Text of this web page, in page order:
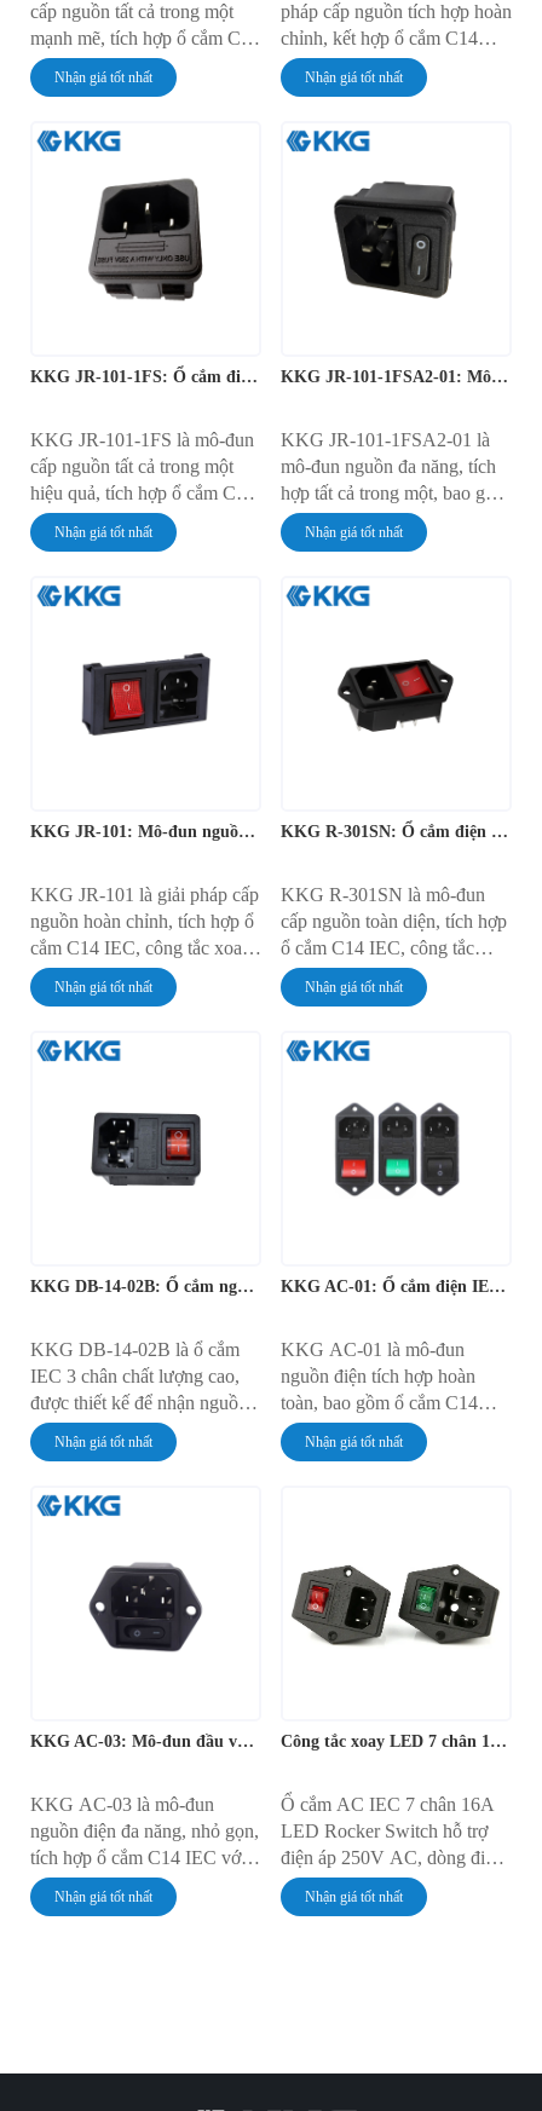
cấp nguồn tất cả trong một
mạnh mẽ, tích hợp ổ cắm C14
IEC, công tắc bật/tắt tích hợp
và giá đỡ cầu chì bảo vệ.
lắp đặt chắc chắn bằng vít vào
10A ở điện áp 250V AC,
mang đến giải pháp quản lý
nguồn điện lưới đáng tin cậy
và toàn diện.
Nhận giá tốt nhất
pháp cấp nguồn tích hợp hoàn
chỉnh, kết hợp ổ cắm C14
IEC, công tắc nguồn có đèn
đỏ và giá đỡ cầu chì bảo vệ
kế để lắp đặt bảng điều khiển
này có dòng định mức 10A ở
điện áp 250V AC và cung
cấp giao diện cấp nguồn hoàn
chỉnh, an toàn và tiện lợi cho
Nhận giá tốt nhất
KKG JR-101-1FS: Ổ cắm điện có công tắc và cầu chì
KKG JR-101-1FS là mô-đun
cấp nguồn tất cả trong một
hiệu quả, tích hợp ổ cắm C14
IEC, công tắc gạt tích hợp
không đèn và giá đỡ cầu chì.
nhanh chóng, không cần
định mức 10A ở điện áp
250V AC. Nó cung cấp giải
pháp hợp lý cho việc kết nối
nguồn, điều khiển và bảo vệ
Nhận giá tốt nhất
KKG JR-101-1FSA2-01: Mô-đun nguồn gắn kèm cầu chì
KKG JR-101-1FSA2-01 là
mô-đun nguồn đa năng, tích
hợp tất cả trong một, bao gồm
ổ cắm C14 IEC, công tắc gạt
có đèn đỏ và giá đỡ cầu chì
kế để lắp đặt nhanh chóng,
10A ở điện áp 250V AC.
Mô-đun này cung cấp giải
pháp toàn diện cho việc điều
Nhận giá tốt nhất
KKG JR-101: Mô-đun nguồn IEC tích hợp tất cả trong một
KKG JR-101 là giải pháp cấp
nguồn hoàn chỉnh, tích hợp ổ
cắm C14 IEC, công tắc xoay
có đèn và giá đỡ cầu chì
thành một khối thống nhất,
thiết kế để lắp đặt nhanh
được định mức 10A ở điện áp
250V AC. Nó cung cấp một
giải pháp an toàn và tiện lợi
để quản lý nguồn điện chính
Nhận giá tốt nhất
KKG R-301SN: Ổ cắm điện IEC đa năng
KKG R-301SN là mô-đun
cấp nguồn toàn diện, tích hợp
ổ cắm C14 IEC, công tắc
nguồn có đèn chiếu sáng và
giá đỡ cầu chì bảo vệ thành
lắp đặt chắc chắn bằng vít vào
có dòng định mức 10A ở điện
áp 250V AC. Sản phẩm
mang đến giải pháp quản lý
nguồn điện toàn diện và an
Nhận giá tốt nhất
KKG DB-14-02B: Ổ cắm nguồn gắn trên khung máy
KKG DB-14-02B là ổ cắm
IEC 3 chân chất lượng cao,
được thiết kế để nhận nguồn
điện xoay chiều. Ổ cắm gắn
tường này có công suất định
và được trang bị các tiếp điểm
khả năng dẫn điện vượt trội.
Thiết kế tiêu chuẩn đảm bảo
tương thích với mọi dây
nguồn C13, khiến nó trở
Nhận giá tốt nhất
KKG AC-01: Ổ cắm điện IEC có cầu chì với công tắc Rocker
KKG AC-01 là mô-đun
nguồn điện tích hợp hoàn
toàn, bao gồm ổ cắm C14
IEC kết hợp với công tắc
xoay 4 chân có đèn và giá đỡ
cung cấp giải pháp an toàn,
tất cả trong một cho kết nối và
điều khiển nguồn điện chính
trong nhiều loại tủ điện tử.
Nhận giá tốt nhất
KKG AC-03: Mô-đun đầu vào IEC có cầu chì và chuyển mạch
KKG AC-03 là mô-đun
nguồn điện đa năng, nhỏ gọn,
tích hợp ổ cắm C14 IEC với
công tắc gạt và giá đỡ cầu chì
tích hợp. Ổ cắm gắn tường
hóa việc lắp đặt, lý tưởng cho
Nhận giá tốt nhất
Công tắc xoay LED 7 chân 16A Ổ cắm IEC AC
Ổ cắm AC IEC 7 chân 16A
LED Rocker Switch hỗ trợ
điện áp 250V AC, dòng điện
10A/16A, độ bền điện môi
AC2000V và cách điện
Nhận giá tốt nhất